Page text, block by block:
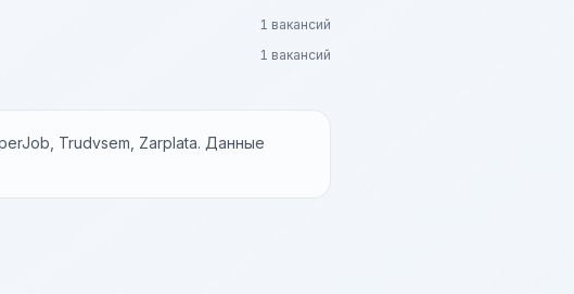
1 вакансий
1 вакансий
Trudvsem, Zarplata. Данные